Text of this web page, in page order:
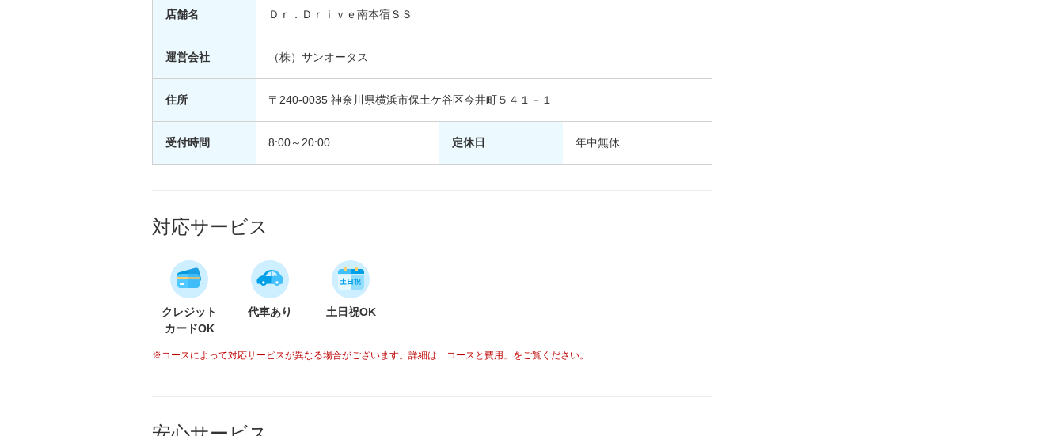
店舗名 Ｄｒ．Ｄｒｉｖｅ南本宿ＳＳ
運営会社 （株）サンオータス
住所 〒240-0035 神奈川県横浜市保土ケ谷区今井町５４１－１
受付時間 8:00～20:00 定休日 年中無休
対応サービス
クレジット
カードOK
代車あり 土日祝OK
※コースによって対応サービスが異なる場合がございます。詳細は「コースと費用」をご覧ください。